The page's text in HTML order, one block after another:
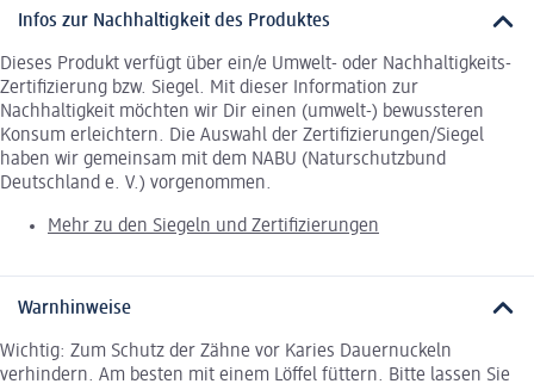
Infos zur Nachhaltigkeit des Produktes
Dieses Produkt verfügt über ein/e Umwelt- oder Nachhaltigkeits-
Zertifizierung bzw. Siegel. Mit dieser Information zur
Nachhaltigkeit möchten wir Dir einen (umwelt-) bewussteren
Konsum erleichtern. Die Auswahl der Zertifizierungen/Siegel
haben wir gemeinsam mit dem NABU (Naturschutzbund
Deutschland e. V.) vorgenommen.
Mehr zu den Siegeln und Zertifizierungen
Warnhinweise
Wichtig: Zum Schutz der Zähne vor Karies Dauernuckeln
verhindern. Am besten mit einem Löffel füttern. Bitte lassen Sie